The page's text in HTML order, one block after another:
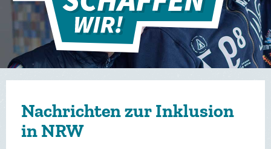
Nachrichten zur Inklusion
in NRW